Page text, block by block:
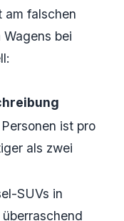
am falschen
bei
ist pro
als zwei
SUVs in